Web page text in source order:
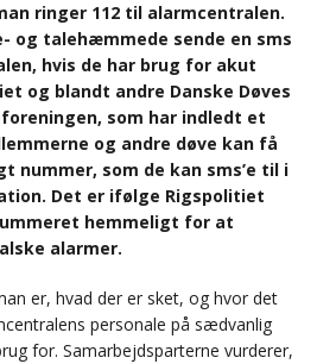
ringer 112 til alarmcentralen.
og talehæmmede sende en sms
hvis de har brug for akut
og blandt andre Danske Døves
som har indledt et
og andre døve kan få
nummer, som de kan sms’e til i
Det er ifølge Rigspolitiet
hemmeligt for at
alarmer.
er, hvad der er sket, og hvor det
personale på sædvanlig
for. Samarbejdsparterne vurderer,